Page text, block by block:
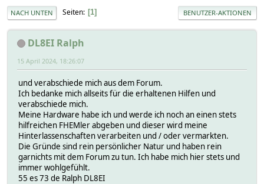
NACH UNTEN Seiten 1 BENUTZER-AKTIONEN
DL8EI Ralph
15 April 2024, 18:26:07
und verabschiede mich aus dem Forum.
Ich bedanke mich allseits für die erhaltenen Hilfen und
verabschiede mich.
Meine Hardware habe ich und werde ich noch an einen stets
hilfreichen FHEMler abgeben und dieser wird meine
Hinterlassenschaften verarbeiten und / oder vermarkten.
Die Gründe sind rein persönlicher Natur und haben rein
garnichts mit dem Forum zu tun. Ich habe mich hier stets und
immer wohlgefühlt.
55 es 73 de Ralph DL8EI